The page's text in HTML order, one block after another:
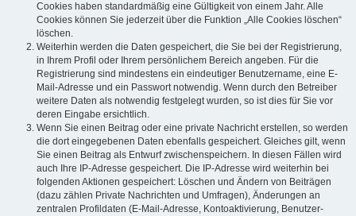
Cookies haben standardmäßig eine Gültigkeit von einem Jahr. Alle
Cookies können Sie jederzeit über die Funktion „Alle Cookies löschen“
löschen.
Weiterhin werden die Daten gespeichert, die Sie bei der Registrierung,
in Ihrem Profil oder Ihrem persönlichem Bereich angeben. Für die
Registrierung sind mindestens ein eindeutiger Benutzername, eine E-
Mail-Adresse und ein Passwort notwendig. Wenn durch den Betreiber
weitere Daten als notwendig festgelegt wurden, so ist dies für Sie vor
deren Eingabe ersichtlich.
Wenn Sie einen Beitrag oder eine private Nachricht erstellen, so werden
die dort eingegebenen Daten ebenfalls gespeichert. Gleiches gilt, wenn
Sie einen Beitrag als Entwurf zwischenspeichern. In diesen Fällen wird
auch Ihre IP-Adresse gespeichert. Die IP-Adresse wird weiterhin bei
folgenden Aktionen gespeichert: Löschen und Ändern von Beiträgen
(dazu zählen Private Nachrichten und Umfragen), Änderungen an
zentralen Profildaten (E-Mail-Adresse, Kontoaktivierung, Benutzer-